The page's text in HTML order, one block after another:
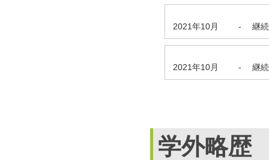
2021年10月 - 継
2021年10月 - 継
学外略歴